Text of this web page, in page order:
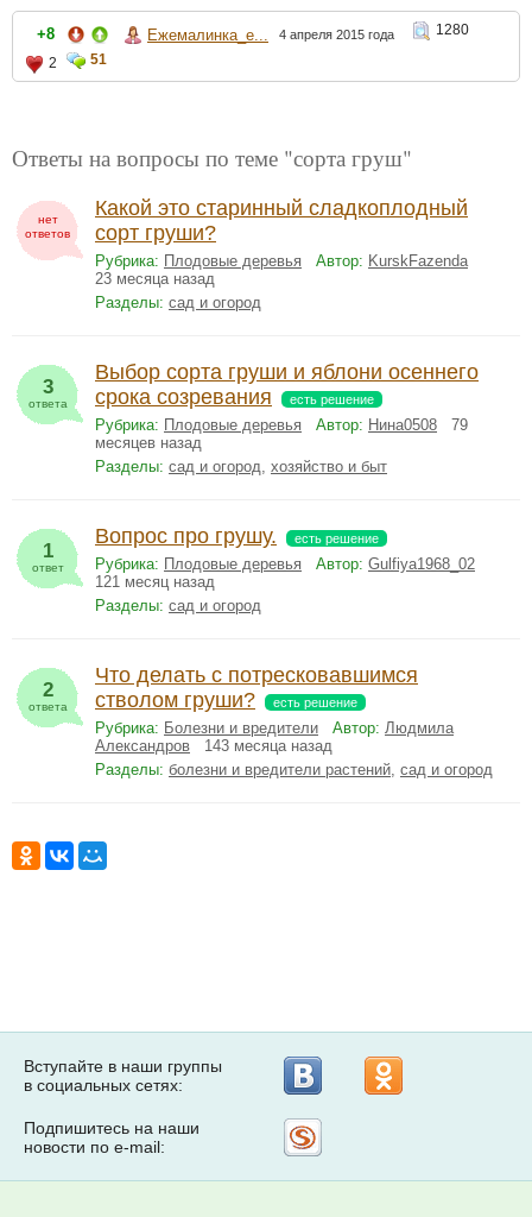
+8 Ежемалинка_e... 4 апреля 2015 года
1280
2
51
Ответы на вопросы по теме "сорта груш"
нет
ответов
Какой это старинный сладкоплодный
сорт груши?
Рубрика: Плодовые деревья Автор: KurskFazenda
23 месяца назад
Разделы: сад и огород
3
ответа
Выбор сорта груши и яблони осеннего
срока созревания
есть решение
Рубрика: Плодовые деревья Автор: Нина0508 79
месяцев назад
Разделы: сад и огород, хозяйство и быт
1
ответ
Вопрос про грушу. есть решение
Рубрика: Плодовые деревья Автор: Gulfiya1968_02
121 месяц назад
Разделы: сад и огород
2
ответа
Что делать с потресковавшимся
стволом груши?
есть решение
Рубрика: Болезни и вредители Автор: Людмила
Александров 143 месяца назад
Разделы: болезни и вредители растений, сад и огород
Вступайте в наши группы
в социальных сетях:
Подпишитесь на наши
новости по e-mail: